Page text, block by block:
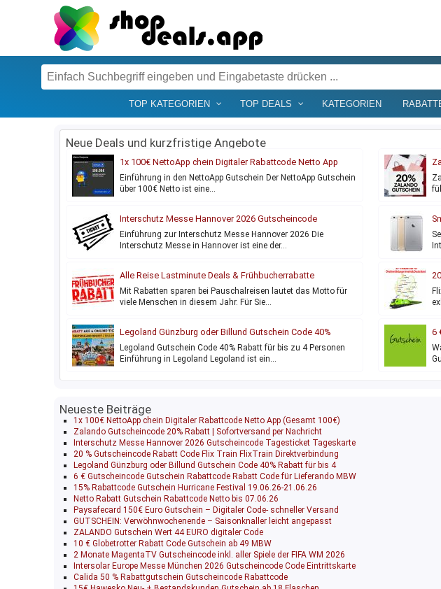
TOP KATEGORIEN TOP DEALS KATEGORIEN
Neue Deals und kurzfristige Angebote
1x 100€ NettoApp chein Digitaler Rabattcode Netto App
(Gesamt 100€)
Einführung in den NettoApp Gutschein Der NettoApp Gutschein
über 100€ Netto ist eine…
Interschutz Messe Hannover 2026 Gutscheincode
Tagesticket Tageskarte
Einführung zur Interschutz Messe Hannover 2026 Die
Interschutz Messe in Hannover ist eine der…
Alle Reise Lastminute Deals & Frühbucherrabatte
Mit Rabatten sparen bei Pauschalreisen lautet das Motto für
viele Menschen in diesem Jahr. Für Sie…
Legoland Günzburg oder Billund Gutschein Code 40%
Rabatt für bis 4
Legoland Gutschein Code 40% Rabatt für bis zu 4 Personen
Einführung in Legoland Legoland ist ein…
6
Neueste Beiträge
1x 100€ NettoApp chein Digitaler Rabattcode Netto App (Gesamt 100€)
Zalando Gutscheincode 20% Rabatt | Sofortversand per Nachricht
Interschutz Messe Hannover 2026 Gutscheincode Tagesticket Tageskarte
20 % Gutscheincode Rabatt Code Flix Train FlixTrain Direktverbindung
Legoland Günzburg oder Billund Gutschein Code 40% Rabatt für bis 4
6 € Gutscheincode Gutschein Rabattcode Rabatt Code für Lieferando MBW
15% Rabattcode Gutschein Hurricane Festival 19.06.26-21.06.26
Netto Rabatt Gutschein Rabattcode Netto bis 07.06.26
Paysafecard 150€ Euro Gutschein – Digitaler Code- schneller Versand
GUTSCHEIN: Verwöhnwochenende – Saisonknaller leicht angepasst
ZALANDO Gutschein Wert 44 EURO digitaler Code
10 € Globetrotter Rabatt Code Gutschein ab 49 MBW
2 Monate MagentaTV Gutscheincode inkl. aller Spiele der FIFA WM 2026
Intersolar Europe Messe München 2026 Gutscheincode Code Eintrittskarte
Calida 50 % Rabattgutschein Gutscheincode Rabattcode